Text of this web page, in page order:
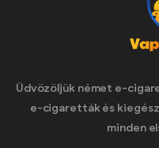
Üdvözöljük német e-
e-cigaretták és
minden